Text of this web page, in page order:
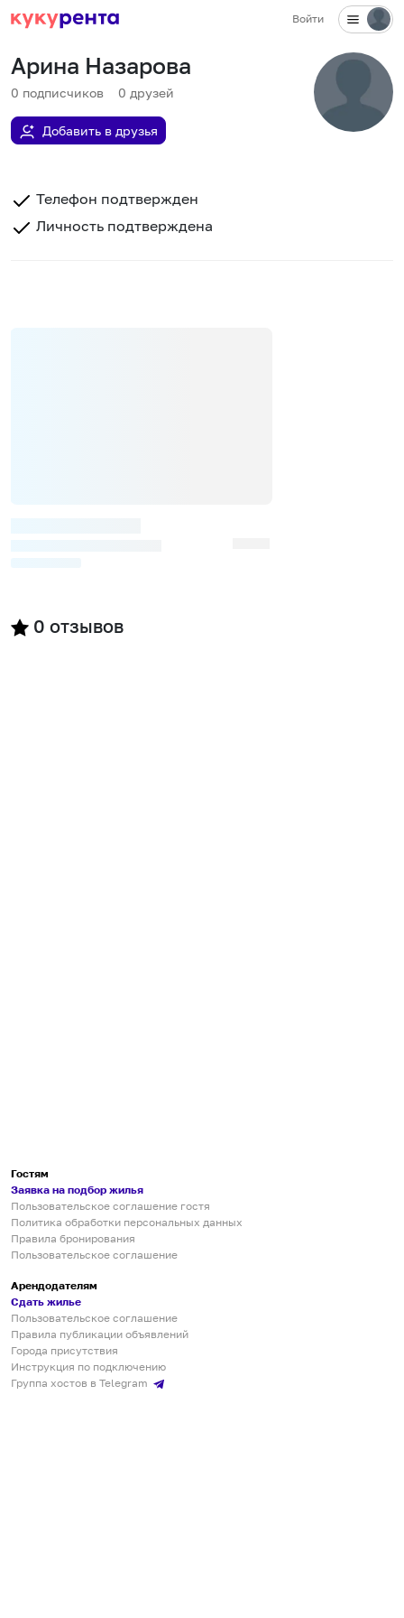
Войти
Арина Назарова
0 подписчиков 0 друзей
Добавить в друзья
Телефон подтвержден
Личность подтверждена
0 отзывов
Гостям
Заявка на подбор жилья
Пользовательское соглашение гостя
Политика обработки персональных данных
Правила бронирования
Пользовательское соглашение
Арендодателям
Сдать жилье
Пользовательское соглашение
Правила публикации объявлений
Города присутствия
Инструкция по подключению
Группа хостов в Telegram